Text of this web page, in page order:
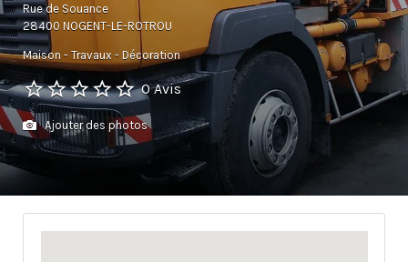
Rue de Souance
28400 NOGENT-LE-ROTROU
Maison - Travaux - Décoration
0 Avis
Ajouter des photos